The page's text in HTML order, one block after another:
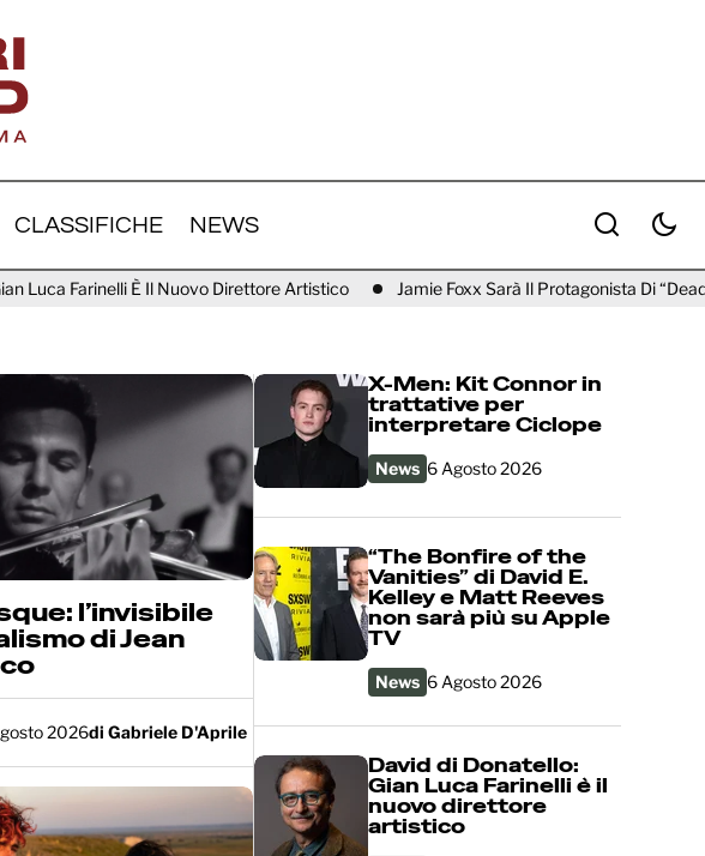
CLASSIFICHE NEWS
Direttore Artistico Jamie Foxx Sarà Il Protagonista Di “Deadlocked”, Thriller Per
l’invisibile
di Jean
2026di Gabriele D'Aprile
X-Men: Kit Connor in
trattative per
interpretare Ciclope
News 6 Agosto 2026
“The Bonfire of the
Vanities” di David E.
Kelley e Matt Reeves
non sarà più su Apple
TV
News 6 Agosto 2026
David di Donatello:
Gian Luca Farinelli è il
nuovo direttore
artistico